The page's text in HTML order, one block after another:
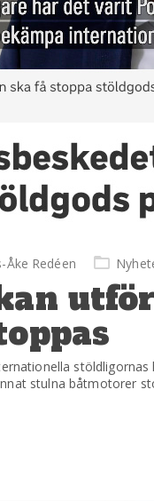
Åke Redéen
stulna båtmotorer